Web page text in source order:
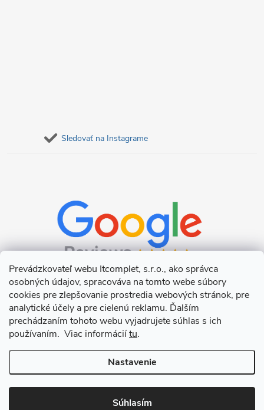
Prevádzkovateľ webu Itcomplet, s.r.o., ako správca
osobných údajov, spracováva na tomto webe súbory
cookies pre zlepšovanie prostredia webových stránok, pre
analytické účely a pre cielenú reklamu. Ďalším
prechádzaním tohoto webu vyjadrujete súhlas s ich
používaním. Viac informáciítu.
Nastavenie
Súhlasím
Sledovať na Instagrame
Copyright 2026Itcomplet s.r.o.. Všetky práva vyhradené.Upraviť
nastavenie cookies